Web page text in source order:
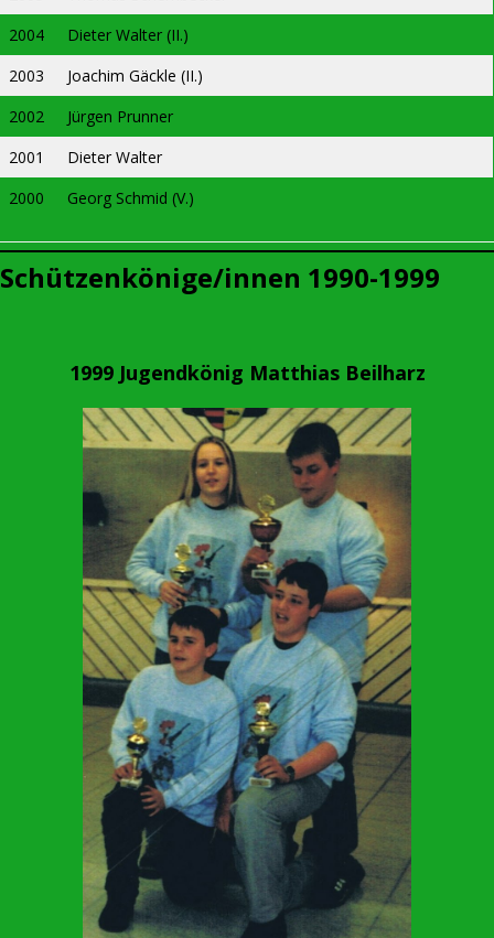
2004
Dieter Walter (II.)
2003
Joachim Gäckle (II.)
2002
Jürgen Prunner
2001
Dieter Walter
2000
Georg Schmid (V.)
Schützenkönige/innen 1990-1999
1999 Jugendkönig Matthias Beilharz